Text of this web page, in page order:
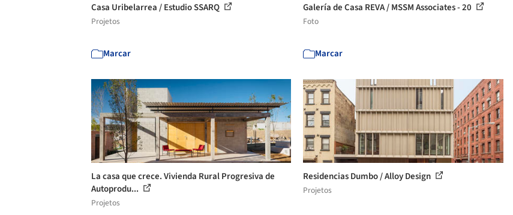
Casa Uribelarrea / Estudio SSARQ
Projetos
Marcar
Galería de Casa REVA / MSSM Associates - 20
Foto
Marcar
La casa que crece. Vivienda Rural Progresiva de
Autoprodu...
Projetos
Residencias Dumbo / Alloy Design
Projetos